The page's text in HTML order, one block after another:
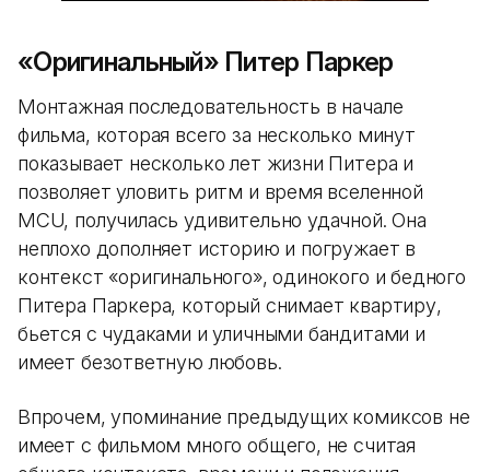
«Оригинальный» Питер Паркер
Монтажная последовательность в начале
фильма, которая всего за несколько минут
показывает несколько лет жизни Питера и
позволяет уловить ритм и время вселенной
MCU, получилась удивительно удачной. Она
неплохо дополняет историю и погружает в
контекст «оригинального», одинокого и бедного
Питера Паркера, который снимает квартиру,
бьется с чудаками и уличными бандитами и
имеет безответную любовь.
Впрочем, упоминание предыдущих комиксов не
имеет с фильмом много общего, не считая